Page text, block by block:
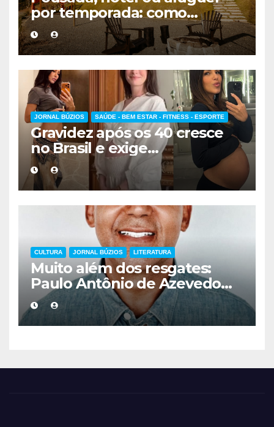
por temporada: como
escolher a melhor
hospedagem
JORNAL BÚZIOS SAÚDE - BEM ESTAR - FITNESS - ESPORTE
Gravidez após os 40 cresce
no Brasil e exige
acompanhamento médico
mais cuidadoso
CULTURA JORNAL BÚZIOS LITERATURA
Muito além dos resgates:
Paulo Antônio de Azevedo
eterniza a coragem, a
humanidade e a missão dos
guarda-vidas na literatura